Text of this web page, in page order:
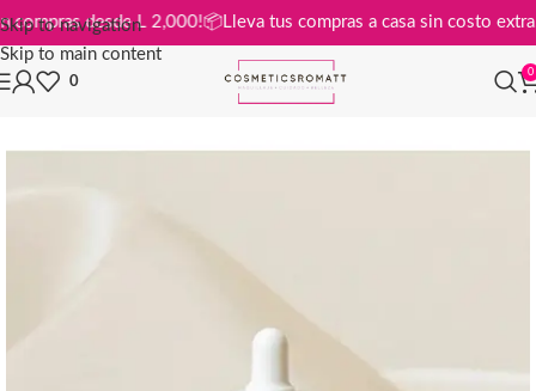
Skip to navigation
Skip to main content
en compras desde L 2,000!📦Lleva tus compras a casa sin costo
0
0